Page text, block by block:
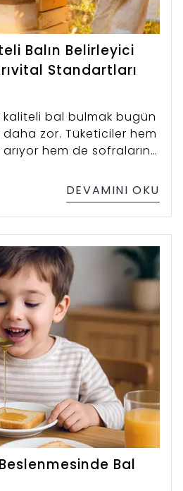
Balın Belirleyici
Standartları
kaliteli bal bulmak bugün
zor. Tüketiciler hem
hem de sofralarına
istiyor. Arıvital olarak,
sürdürdüğümüz
“kalite” kavramının her
Peki, yüksek
ürünlerden ayıran
nelerdir ve Arıvital bu
nasıl korur?
DEVAMINI OKU
Bal